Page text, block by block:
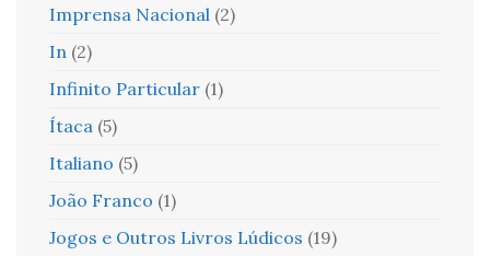
Imprensa Nacional (2)
In (2)
Infinito Particular (1)
Ítaca (5)
Italiano (5)
João Franco (1)
Jogos e Outros Livros Lúdicos (19)